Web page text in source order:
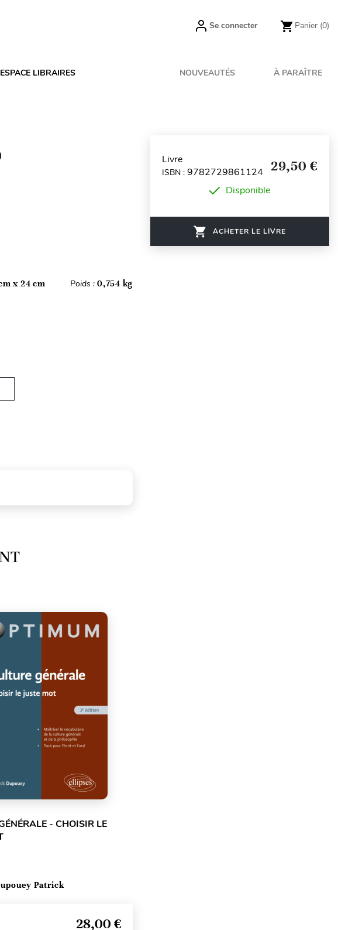
Se connecter Panier (0)
ESPACE LIBRAIRES NOUVEAUTÉS À PARAÎTRE
x 24 cm Poids :0,754 kg
- CHOISIR LE
Patrick
28,00 €
Livre
ISBN : 9782729861124 29,50 €
Disponible
ACHETER LE LIVRE